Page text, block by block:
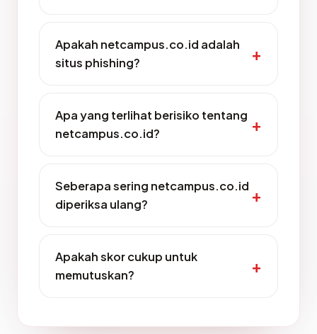
Apakah netcampus.co.id adalah
situs phishing?
Apa yang terlihat berisiko tentang
netcampus.co.id?
Seberapa sering netcampus.co.id
diperiksa ulang?
Apakah skor cukup untuk
memutuskan?